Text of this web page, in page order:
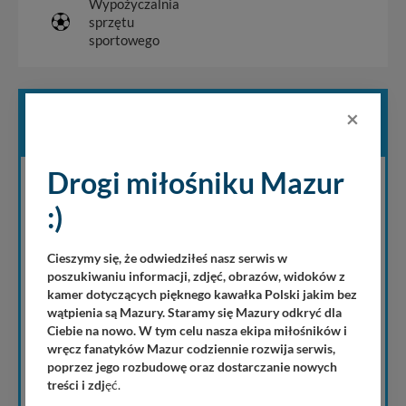
Wypożyczalnia
sprzętu
sportowego
Dorośli
Dzieci
×
Drogi miłośniku Mazur
:)
Cieszymy się, że odwiedziłeś nasz serwis w
poszukiwaniu informacji, zdjęć, obrazów, widoków z
kamer dotyczących pięknego kawałka Polski jakim bez
wątpienia są Mazury. Staramy się Mazury odkryć dla
Ciebie na nowo. W tym celu nasza ekipa miłośników i
wręcz fanatyków Mazur codziennie rozwija serwis,
poprzez jego rozbudowę oraz dostarczanie nowych
treści i zdjęć.